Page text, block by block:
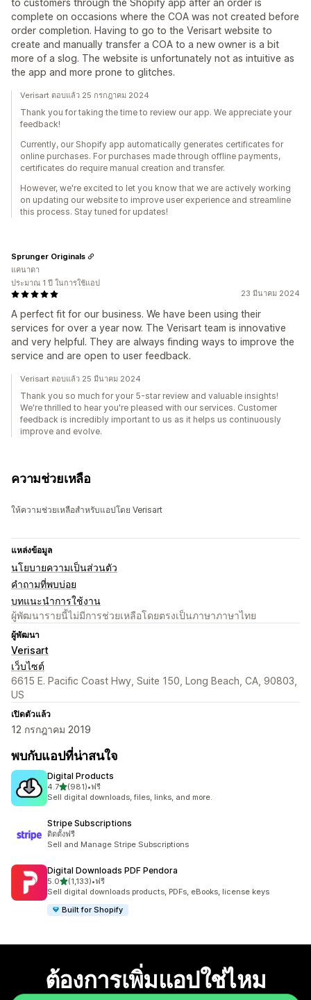
to customers through the Shopify app after an order is
complete on occasions where the COA was not created before
order completion. Having to go to the Verisart website to
create and manually transfer a COA to a new owner is a bit
more of a slog. The website is unfortunately not as intuitive as
the app and more prone to glitches.
Verisart ตอบแล้ว 25 กรกฎาคม 2024
Thank you for taking the time to review our app. We appreciate your
feedback!
Currently, our Shopify app automatically generates certificates for
online purchases. For purchases made through offline payments,
certificates do require manual creation and transfer.
However, we're excited to let you know that we are actively working
on updating our website to improve user experience and streamline
this process. Stay tuned for updates!
23 มีนาคม 2024
A perfect fit for our business. We have been using their
services for over a year now. The Verisart team is innovative
and very helpful. They are always finding ways to improve the
service and are open to user feedback.
Sprunger Originals
แคนาดา
ประมาณ 1 ปี ในการใช้แอป
Verisart ตอบแล้ว 25 มีนาคม 2024
Thank you so much for your 5-star review and valuable insights!
We're thrilled to hear you're pleased with our services. Customer
feedback is incredibly important to us as it helps us continuously
improve and evolve.
ความช่วยเหลือ
ให้ความช่วยเหลือสำหรับแอปโดย Verisart
แหล่งข้อมูล
นโยบายความเป็นส่วนตัว
คำถามที่พบบ่อย
บทแนะนำการใช้งาน
ผู้พัฒนารายนี้ไม่มีการช่วยเหลือโดยตรงเป็นภาษาภาษาไทย
ผู้พัฒนา
Verisart
เว็บไซต์
6615 E. Pacific Coast Hwy, Suite 150, Long Beach, CA, 90803,
US
เปิดตัวแล้ว
12 กรกฎาคม 2019
พบกับแอปที่น่าสนใจ
Digital Products
4.7เต็ม 5 ดาว
(981)
ทั้งหมด 981 รีวิว
•ฟรี
Sell digital downloads, files, links, and more.
Stripe Subscriptions
ติดตั้งฟรี
Sell and Manage Stripe Subscriptions
Digital Downloads PDF Pendora
5.0เต็ม 5 ดาว
(1,133)
ทั้งหมด 1133 รีวิว
•ฟรี
Sell digital downloads products, PDFs, eBooks, license keys
Built for Shopify
ต้องการเพิ่มแอปใช่ไหม